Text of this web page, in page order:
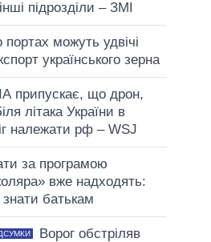
підрозділи – ЗМІ
можуть удвічі
українського зерна
припускає, що дрон,
літака України в
належати рф – WSJ
за програмою
вже надходять:
батькам
Ворог обстріляв